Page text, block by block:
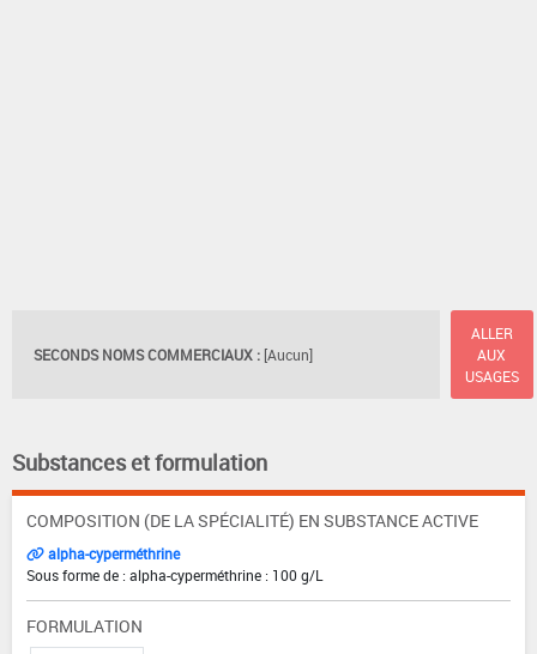
SECONDS NOMS COMMERCIAUX : [Aucun]
ALLER
AUX
USAGES
Substances et formulation
COMPOSITION (DE LA SPÉCIALITÉ) EN SUBSTANCE ACTIVE
alpha-cyperméthrine
Sous forme de : alpha-cyperméthrine : 100 g/L
FORMULATION